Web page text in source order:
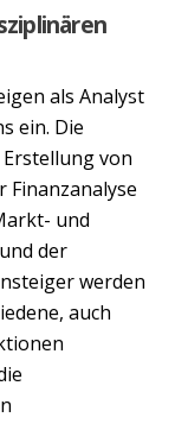
Next
als Analyst
ein. Die
von
und
der
werden
auch